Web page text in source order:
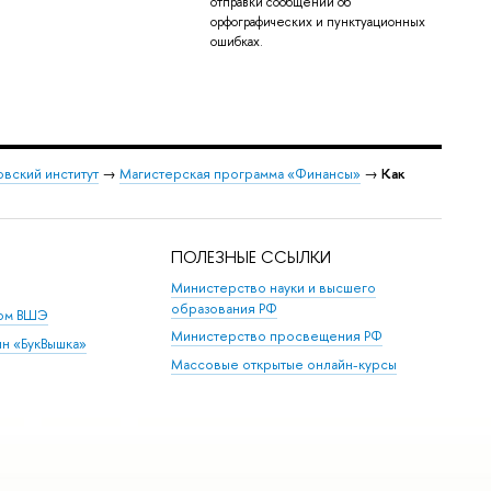
орфографических и пунктуационных
ошибках.
институт→ Магистерская программа «Финансы» → Как
ВШЭ
«БукВышка»
ПОЛЕЗНЫЕ ССЫЛКИ
Министерство науки и высшего
образования РФ
Министерство просвещения РФ
Массовые открытые онлайн-курсы